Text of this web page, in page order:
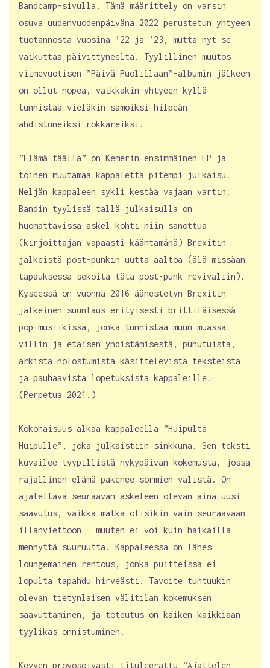
Bandcamp-sivulla. Tämä määrittely on varsin
osuva uudenvuodenpäivänä 2022 perustetun yhtyeen
tuotannosta vuosina ’22 ja ’23, mutta nyt se
vaikuttaa päivittyneeltä. Tyylillinen muutos
viimevuotisen ”Päivä Puolillaan”-albumin jälkeen
on ollut nopea, vaikkakin yhtyeen kyllä
tunnistaa vieläkin samoiksi hilpeän
ahdistuneiksi rokkareiksi.
”Elämä täällä” on Kemerin ensimmäinen EP ja
toinen muutamaa kappaletta pitempi julkaisu.
Neljän kappaleen sykli kestää vajaan vartin.
Bändin tyylissä tällä julkaisulla on
huomattavissa askel kohti niin sanottua
(kirjoittajan vapaasti kääntämänä) Brexitin
jälkeistä post-punkin uutta aaltoa (älä missään
tapauksessa sekoita tätä post-punk revivaliin).
Kyseessä on vuonna 2016 äänestetyn Brexitin
jälkeinen suuntaus erityisesti brittiläisessä
pop-musiikissa, jonka tunnistaa muun muassa
villin ja etäisen yhdistämisestä, puhutuista,
arkista nolostumista käsittelevistä teksteistä
ja pauhaavista lopetuksista kappaleille.
(Perpetua 2021.)
Kokonaisuus alkaa kappaleella ”Huipulta
Huipulle”, joka julkaistiin sinkkuna. Sen teksti
kuvailee tyypillistä nykypäivän kokemusta, jossa
rajallinen elämä pakenee sormien välistä. On
ajateltava seuraavan askeleen olevan aina uusi
saavutus, vaikka matka olisikin vain seuraavaan
illanviettoon – muuten ei voi kuin haikailla
mennyttä suuruutta. Kappaleessa on lähes
loungemainen rentous, jonka puitteissa ei
lopulta tapahdu hirveästi. Tavoite tuntuukin
olevan tietynlaisen välitilan kokemuksen
saavuttaminen, ja toteutus on kaiken kaikkiaan
tyylikäs onnistuminen.
Kevyen provosoivasti tituleerattu ”Ajattelen